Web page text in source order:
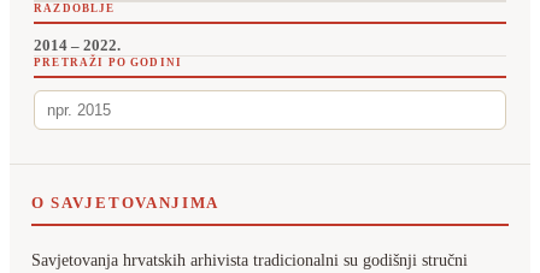
RAZDOBLJE
2014 – 2022.
PRETRAŽI PO GODINI
O SAVJETOVANJIMA
Savjetovanja hrvatskih arhivista tradicionalni su godišnji stručni